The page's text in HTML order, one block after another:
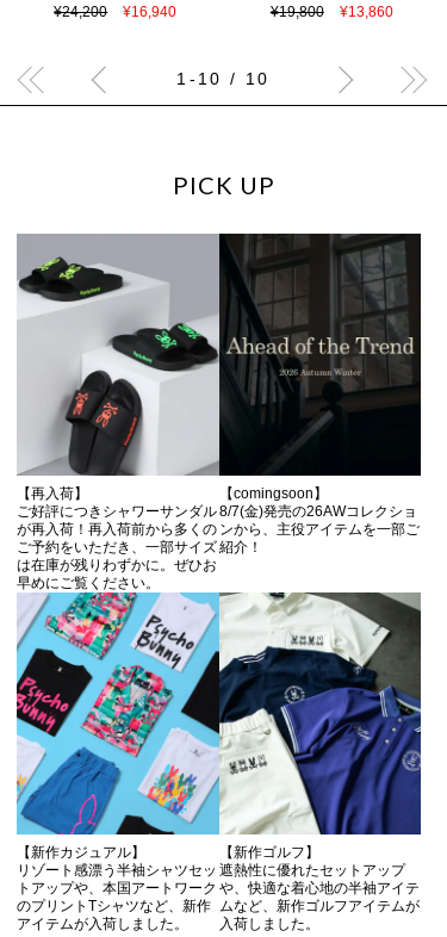
¥24,200 ¥16,940 ¥19,800 ¥13,860
1-10 / 10
PICK UP
【再入荷】
ご好評につきシャワーサンダル
が再入荷！再入荷前から多くの
ご予約をいただき、一部サイズ
は在庫が残りわずかに。ぜひお
早めにご覧ください。
【comingsoon】
8/7(金)発売の26AWコレクショ
ンから、主役アイテムを一部ご
紹介！
【新作カジュアル】
リゾート感漂う半袖シャツセッ
トアップや、本国アートワーク
のプリントTシャツなど、新作
アイテムが入荷しました。
【新作ゴルフ】
遮熱性に優れたセットアップ
や、快適な着心地の半袖アイテ
ムなど、新作ゴルフアイテムが
入荷しました。